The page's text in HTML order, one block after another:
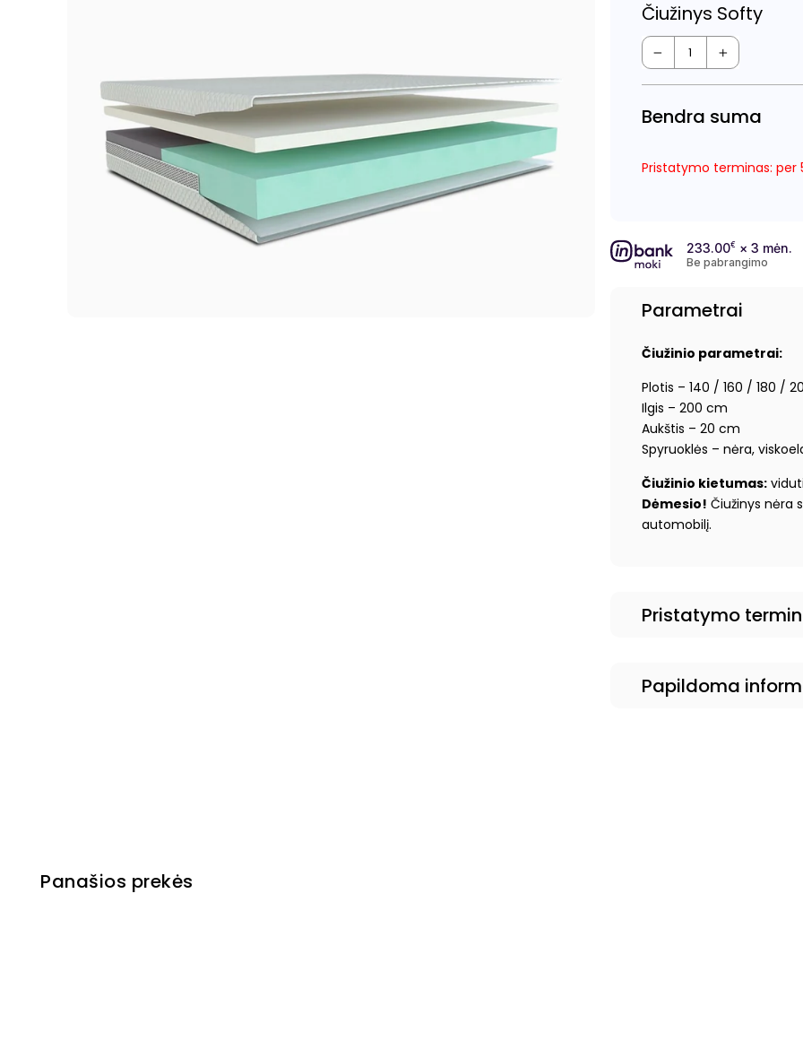
Čiužinys Softy
− +
Bendra suma
Pristatymo terminas: per
233.00€ × 3 mėn.
Be pabrangimo
Parametrai
Čiužinio parametrai:
Plotis – 140 / 160 / 180 /
Ilgis – 200 cm
Aukštis – 20 cm
Spyruoklės – nėra,
Čiužinio kietumas:
Dėmesio! Čiužinys nėra
automobilį.
Pristatymo
Papildoma
Panašios prekės